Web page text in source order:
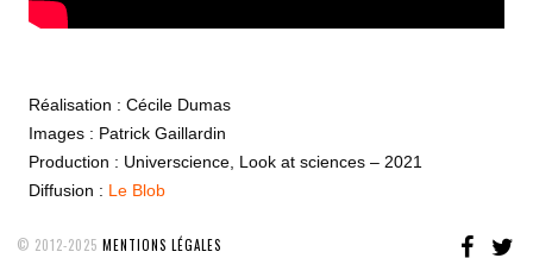
Réalisation : Cécile Dumas
Images : Patrick Gaillardin
Production : Universcience, Look at sciences – 2021
Diffusion : Le Blob
© 2012-2025 MENTIONS LÉGALES